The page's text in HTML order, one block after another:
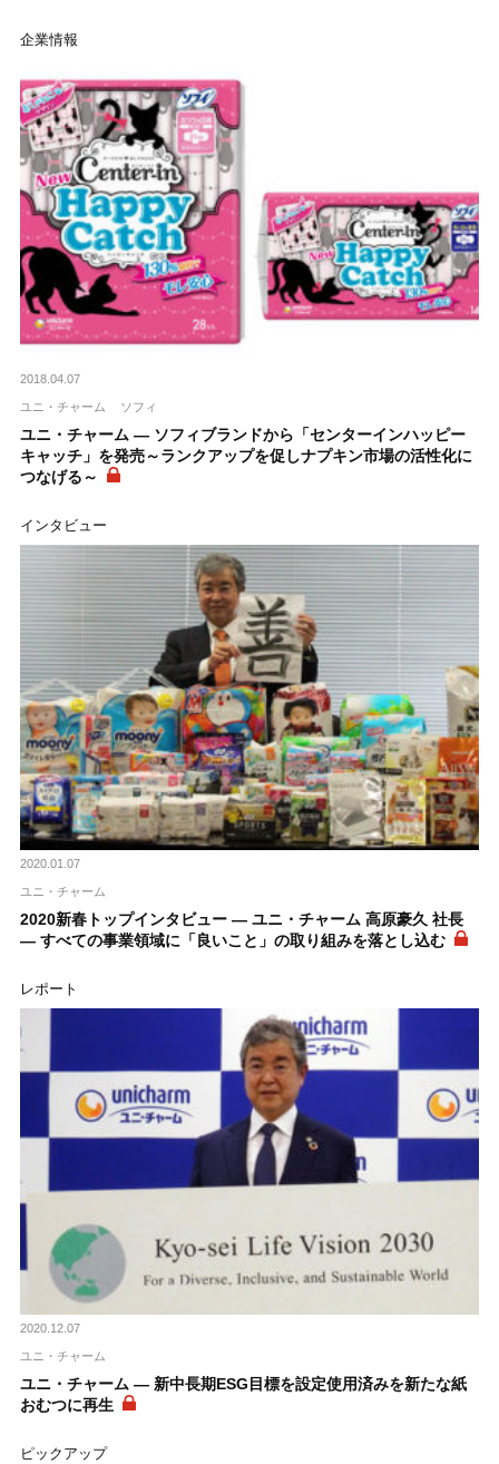
企業情報
2018.04.07
ユニ・チャーム ソフィ
ユニ・チャーム ― ソフィブランドから「センターインハッピー
キャッチ」を発売～ランクアップを促しナプキン市場の活性化に
つなげる～
インタビュー
2020.01.07
ユニ・チャーム
2020新春トップインタビュー ― ユニ・チャーム 高原豪久 社長
― すべての事業領域に「良いこと」の取り組みを落とし込む
レポート
2020.12.07
ユニ・チャーム
ユニ・チャーム ― 新中長期ESG目標を設定使用済みを新たな紙
おむつに再生
ピックアップ